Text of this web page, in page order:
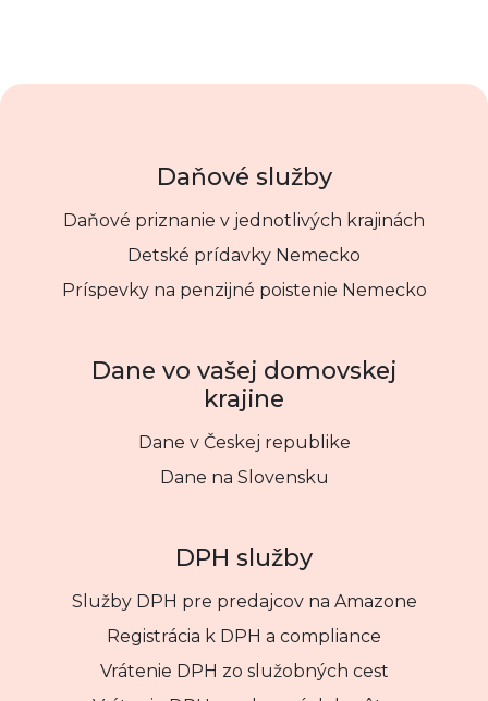
Daňové služby
Daňové priznanie v jednotlivých krajinách
Detské prídavky Nemecko
Príspevky na penzijné poistenie Nemecko
Dane vo vašej domovskej
krajine
Dane v Českej republike
Dane na Slovensku
DPH služby
Služby DPH pre predajcov na Amazone
Registrácia k DPH a compliance
Vrátenie DPH zo služobných cest